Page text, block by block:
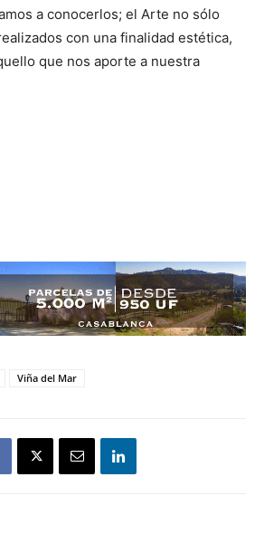
a conocerlos; el Arte no sólo
con una finalidad estética,
que nos aporte a nuestra
Viña del Mar